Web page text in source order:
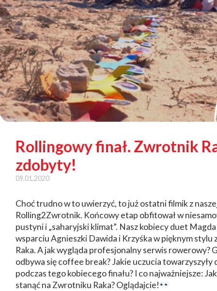
Rollingowy finał. Zwrotnik
zdobyty!
09.01.2020
Choć trudno w to uwierzyć, to już ostatni filmik z
Rolling2Zwrotnik. Końcowy etap obfitował w
pustyni i „saharyjski klimat”. Nasz kobiecy duet
wsparciu Agnieszki Dawida i Krzyśka w pięknym stylu
Raka. A jak wygląda profesjonalny serwis rowerowy?
odbywa się coffee break? Jakie uczucia towarzyszyły
podczas tego kobiecego finału? I co najważniejsze:
stanąć na Zwrotniku Raka? Oglądajcie!